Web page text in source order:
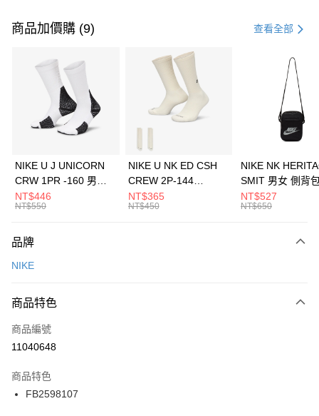
信用卡一次付款
3 期 0 利率 每期 21家銀行
合作金庫商業銀行
第一商業銀行
華南商業銀行
彰化商業銀行
上海商業儲蓄銀行
元大商業銀行
台灣樂天信用卡公司
Apple Pay
全盈+PAY
AFTEE先享後付
【關於「AFTEE先享後付」】
便利好安心！
３．安心：先確認商品／服務後，再付款。
【「AFTEE先享後付」結帳流程】
１．於結帳方式選擇「AFTEE先享後付」後，將跳轉至「AFTEE先享後付」
２．訂單成立數日內，您將收到繳費通知簡訊。
３．收到繳費通知簡訊後14天內，點擊此簡訊中的連結，可透過四大超商／
ATM／網路銀行／等多元方式進行付款，方視為交易完成。
運送方式
每筆NT$100，滿NT$1,500(含以上)免運費
宅配
每筆NT$100，滿NT$1,500(含以上)免運費
付款後門市自取
每筆NT$100，滿NT$1,500(含以上)免運費
商品加價購 (9) 查看全部
NIKE U J UNICORN
CRW 1PR -160 男女
中統襪 FZ3393100
NT$446
NT$550
NIKE U NK ED CSH
CREW 2P-144
EMBRDY 男女 短統襪
FZ3073133
NT$365
NT$450
NIKE NK
SMIT 男女 側背
BA5871010
NT$527
NT$650
品牌
NIKE
商品特色
商品編號
11040648
商品特色
FB2598107